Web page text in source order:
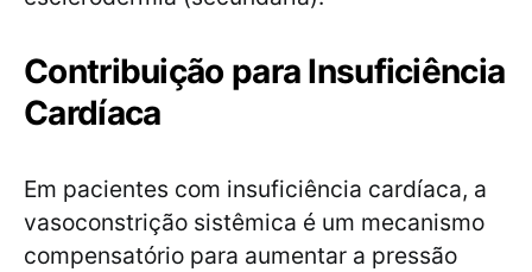
Contribuição para Insuficiência
Cardíaca
Em pacientes com insuficiência cardíaca, a
vasoconstrição sistêmica é um mecanismo
compensatório para aumentar a pressão